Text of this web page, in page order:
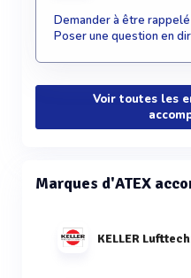
Demander à être rappelé
Poser une question en
Voir toutes les
Marques d'ATEX
KELLER